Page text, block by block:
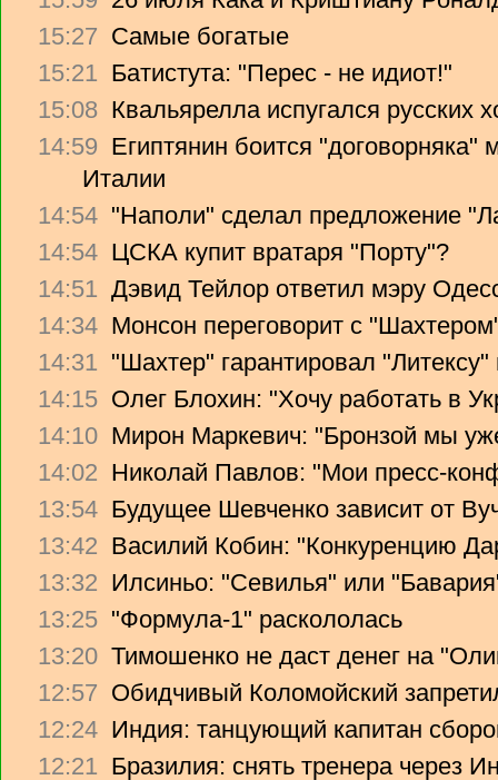
15:27 Самые богатые
15:21 Батистута: "Перес - не идиот!"
15:08 Квальярелла испугался русских
14:59 Египтянин боится
Италии
14:54 "Наполи" сделал предложение
14:54 ЦСКА купит вратаря "Порту"?
14:51 Дэвид Тейлор ответил мэру
14:34 Монсон переговорит с
14:31 "Шахтер" гарантировал
14:15 Олег Блохин: "Хочу работать в
14:10 Мирон Маркевич: "Бронзой мы
14:02 Николай Павлов: "Мои пресс-
13:54 Будущее Шевченко зависит от
13:42 Василий Кобин: "Конкуренцию
13:32 Илсиньо: "Севилья" или
13:25 "Формула-1" раскололась
13:20 Тимошенко не даст денег на
12:57 Обидчивый Коломойский
12:24 Индия: танцующий капитан
12:21 Бразилия: снять тренера через